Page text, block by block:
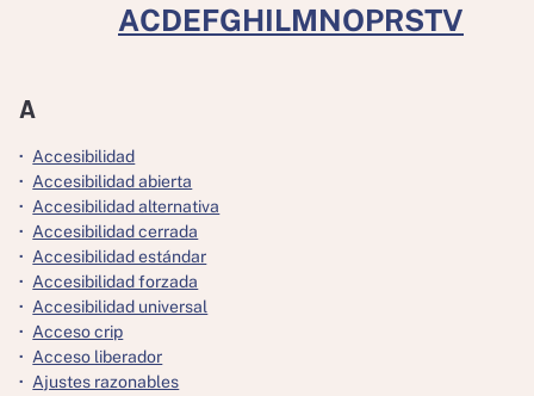
ACDEFGHILMNOPRSTV
A
Accesibilidad
Accesibilidad abierta
Accesibilidad alternativa
Accesibilidad cerrada
Accesibilidad estándar
Accesibilidad forzada
Accesibilidad universal
Acceso crip
Acceso liberador
Ajustes razonables